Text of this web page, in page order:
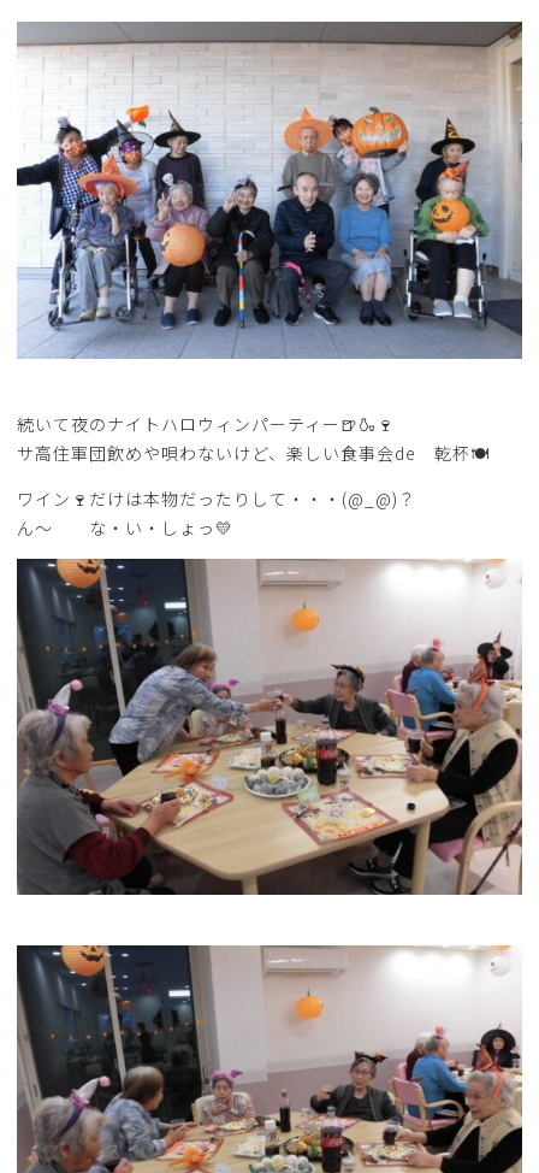
続いて夜のナイトハロウィンパーティー🍺🍶🍷
サ高住軍団飲めや唄わないけど、楽しい食事会de 乾杯🍽
ワイン🍷だけは本物だったりして・・・(@_@)？
ん～ な・い・しょっ💛